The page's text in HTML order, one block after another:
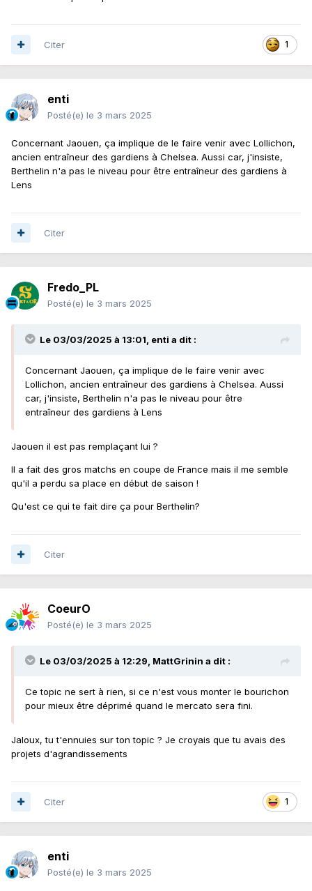
1
Citer
enti
Posté(e) le 3 mars 2025
Concernant Jaouen, ça implique de le faire venir avec Lollichon,
ancien entraîneur des gardiens à Chelsea. Aussi car, j'insiste,
Berthelin n'a pas le niveau pour être entraîneur des gardiens à
Lens
Citer
Fredo_PL
Posté(e) le 3 mars 2025
Le 03/03/2025 à 13:01, enti a dit :
Concernant Jaouen, ça implique de le faire venir avec
Lollichon, ancien entraîneur des gardiens à Chelsea. Aussi
car, j'insiste, Berthelin n'a pas le niveau pour être
entraîneur des gardiens à Lens
Jaouen il est pas remplaçant lui ?
Il a fait des gros matchs en coupe de France mais il me semble
qu'il a perdu sa place en début de saison !
Qu'est ce qui te fait dire ça pour Berthelin?
Citer
CoeurO
Posté(e) le 3 mars 2025
Le 03/03/2025 à 12:29, MattGrinin a dit :
Ce topic ne sert à rien, si ce n'est vous monter le bourichon
pour mieux être déprimé quand le mercato sera fini.
Jaloux, tu t'ennuies sur ton topic ? Je croyais que tu avais des
projets d'agrandissements
1
Citer
enti
Posté(e) le 3 mars 2025